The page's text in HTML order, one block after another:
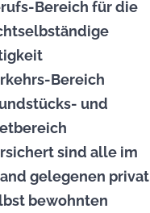
Bereich für die
Bereich
und
sind alle im
gelegenen privat
bewohnten